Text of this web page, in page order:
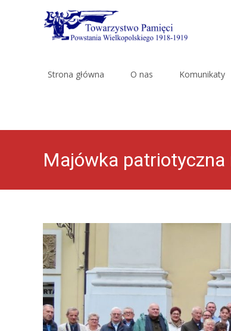
Strona główna O nas Komunikaty
Majówka patriotyczna